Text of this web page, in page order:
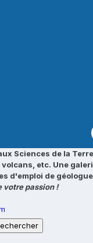
Sciences de la
etc. Une
d'emploi de
votre passion !